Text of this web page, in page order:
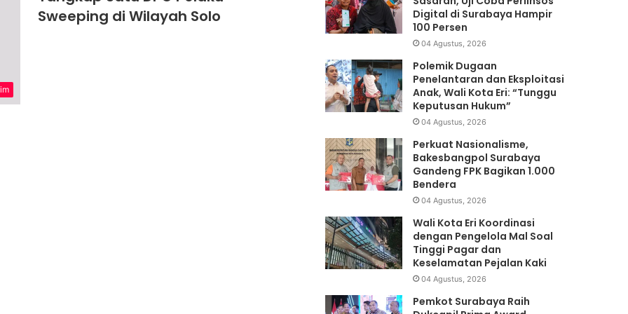
Sweeping di Wilayah Solo
Digital di Surabaya Hampir
100 Persen
04 Agustus, 2026
Polemik Dugaan
Penelantaran dan Eksploitasi
Anak, Wali Kota Eri: “Tunggu
Keputusan Hukum”
04 Agustus, 2026
Perkuat Nasionalisme,
Bakesbangpol Surabaya
Gandeng FPK Bagikan 1.000
Bendera
04 Agustus, 2026
Wali Kota Eri Koordinasi
dengan Pengelola Mal Soal
Tinggi Pagar dan
Keselamatan Pejalan Kaki
04 Agustus, 2026
Pemkot Surabaya Raih